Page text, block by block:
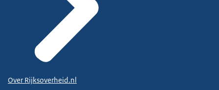
Over Rijksoverheid.nl